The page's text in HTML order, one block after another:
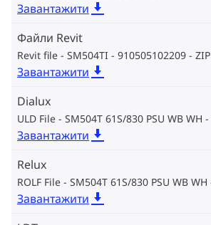
Завантажити
Файли Revit
Revit file - SM504TI - 910505102209 ZIP
Завантажити
Dialux
ULD File - SM504T 61S/830 PSU WB WH
Завантажити
Relux
ROLF File - SM504T 61S/830 PSU WB WH
Завантажити